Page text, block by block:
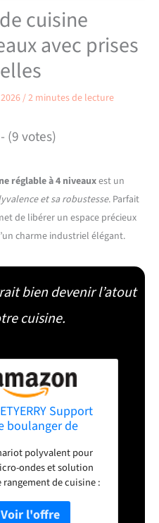
cuisine
avec prises
/2 minutes de lecture
(9 votes)
réglable à 4 niveauxest un
et sa robustesse. Parfait
de libérer un espace précieux
charme industriel élégant.
bien devenir l’atout
cuisine.
Support
boulanger de
avec prise de
roues
autoportant
pour four à micro-
polyvalent pour
ondes et solution
rangement de cuisine :
étagère de
à 4 niveaux